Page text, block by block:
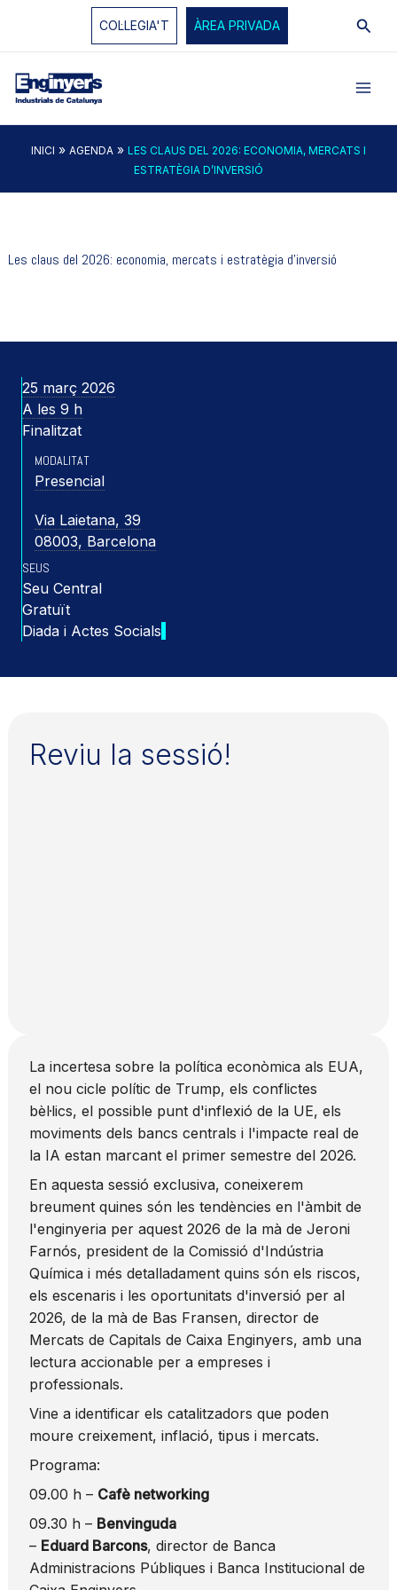
COL·LEGIA'T ÀREA PRIVADA
INICI » AGENDA » LES CLAUS DEL 2026: ECONOMIA, MERCATS I
ESTRATÈGIA D’INVERSIÓ
Les claus del 2026: economia, mercats i estratègia d’inversió
25 març 2026
A les 9 h
Finalitzat
MODALITAT
Presencial
Via Laietana, 39
08003, Barcelona
SEUS
Seu Central
Gratuït
Diada i Actes Socials
Reviu la sessió!
La incertesa sobre la política econòmica als EUA,
el nou cicle polític de Trump, els conflictes
bèl·lics, el possible punt d'inflexió de la UE, els
moviments dels bancs centrals i l'impacte real de
la IA estan marcant el primer semestre del 2026.
En aquesta sessió exclusiva, coneixerem
breument quines són les tendències en l'àmbit de
l'enginyeria per aquest 2026 de la mà de Jeroni
Farnós, president de la Comissió d'Indústria
Química i més detalladament quins són els riscos,
els escenaris i les oportunitats d'inversió per al
2026, de la mà de Bas Fransen, director de
Mercats de Capitals de Caixa Enginyers, amb una
lectura accionable per a empreses i
professionals.
Vine a identificar els catalitzadors que poden
moure creixement, inflació, tipus i mercats.
Programa:
09.00 h – Cafè networking
09.30 h – Benvinguda
– Eduard Barcons, director de Banca
Administracions Públiques i Banca Institucional de